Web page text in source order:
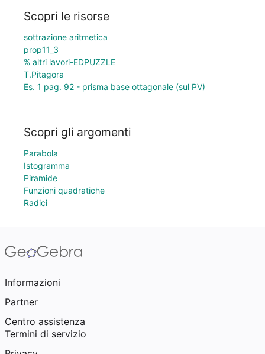
Scopri le risorse
sottrazione aritmetica
prop11_3
% altri lavori-EDPUZZLE
T.Pitagora
Es. 1 pag. 92 - prisma base ottagonale (sul PV)
Scopri gli argomenti
Parabola
Istogramma
Piramide
Funzioni quadratiche
Radici
Informazioni
Partner
Centro assistenza
Termini di servizio